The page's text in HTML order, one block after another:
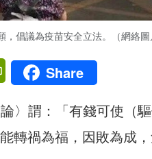
倡議為疫苗安全立法。（網絡圖
PrintFriendly
Share
〉謂：「有錢可使（驅
轉禍為福，因敗為成